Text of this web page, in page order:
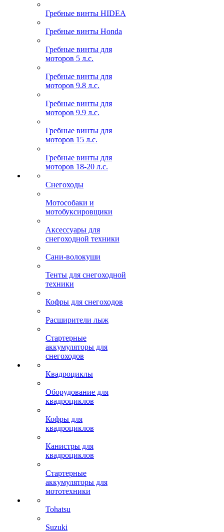
Гребные винты HIDEA
Гребные винты Honda
Гребные винты для
моторов 5 л.с.
Гребные винты для
моторов 9.8 л.с.
Гребные винты для
моторов 9.9 л.с.
Гребные винты для
моторов 15 л.с.
Гребные винты для
моторов 18-20 л.с.
Снегоходы
Мотособаки и
мотобуксировщики
Аксессуары для
снегоходной техники
Сани-волокуши
Тенты для снегоходной
техники
Кофры для снегоходов
Расширители лыж
Стартерные
аккумуляторы для
снегоходов
Квадроциклы
Оборудование для
квадроциклов
Кофры для
квадроциклов
Канистры для
квадроциклов
Стартерные
аккумуляторы для
мототехники
Tohatsu
Suzuki